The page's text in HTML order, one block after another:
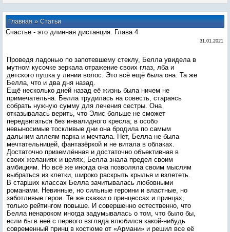
Главная»Статьи
Счастье - это длинная дистанция. Глава 4
31.01.2021
Проведя ладонью по запотевшему стеклу, Белла увидела в
мутном кусочке зеркала отражение своих глаз, лба и
детского пушка у линии волос. Это всё ещё была она. Та же
Белла, что и два дня назад.
Ещё несколько дней назад её жизнь была ничем не
примечательна. Белла трудилась на совесть, стараясь
собрать нужную сумму для лечения сестры. Она
отказывалась верить, что Элис больше не сможет
передвигаться без инвалидного кресла; в особо
невыносимые тоскливые дни она бродила по самым
дальним аллеям парка и мечтала. Нет, Белла не была
мечтательницей, фантазёркой и не витала в облаках.
Достаточно приземлённая и достаточно объективная в
своих желаниях и целях, Белла знала предел своим
амбициям. Но всё же иногда она позволяла своим мыслям
выбраться из клетки, широко раскрыть крылья и взлететь.
В старших классах Белла зачитывалась любовными
романами. Невинные, но сильные героини и властные, но
заботливые герои. Те же сказки о принцессах и принцах,
только рейтингом повыше. И совершенно естественно, что
Белла ненароком иногда задумывалась о том, что было бы,
если бы в неё с первого взгляда влюбился какой-нибудь
современный принц в костюме от «Армани» и решил все её